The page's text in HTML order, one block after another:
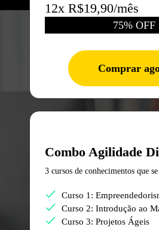
12x R$19,90/mês
75% OFF
Comprar
Combo Agilidade
3 cursos de conhecimentos que
Curso 1:
Curso 2: Introdução ao
Curso 3: Projetos Ágeis